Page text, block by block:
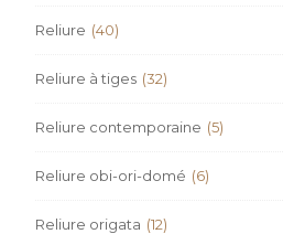
Reliure (40)
Reliure à tiges (32)
Reliure contemporaine (5)
Reliure obi-ori-domé (6)
Reliure origata (12)